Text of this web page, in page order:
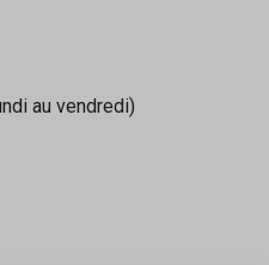
au vendredi)